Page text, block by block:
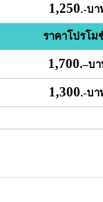
1,250.-บา
ราคาโปรโม
1,700.–บา
1,300.-บา